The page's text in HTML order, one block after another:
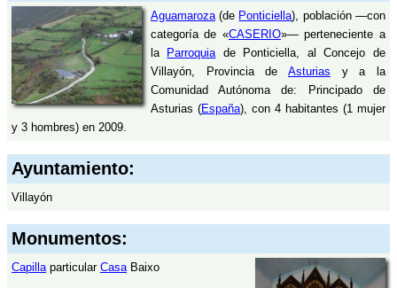
Aguamaroza(de Ponticiella), población —con
categoría de «CASERIO»— perteneciente a
la Parroquiade Ponticiella, al Concejo de
Villayón, Provincia de Asturias y a la
Comunidad Autónoma de: Principado de
Asturias (España), con 4 habitantes (1 mujer
y 3 hombres) en 2009.
Ayuntamiento:
Villayón
Monumentos:
Capillaparticular CasaBaixo